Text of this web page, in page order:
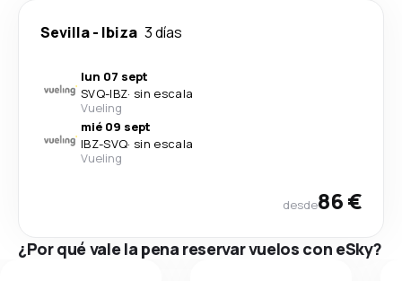
Sevilla- Ibiza 3 días
lun 07 sept
SVQ-IBZ· sin escala
Vueling
mié 09 sept
IBZ-SVQ· sin escala
Vueling
desde86 €
¿Por qué vale la pena reservar vuelos con eSky?